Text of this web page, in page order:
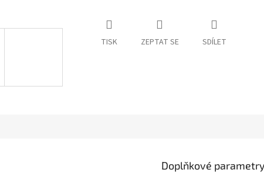
TISK ZEPTAT SE SDÍLET
Doplňkové parametry